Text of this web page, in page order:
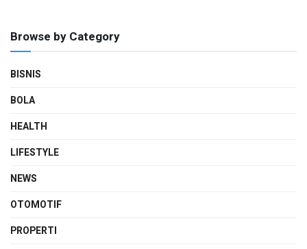
Browse by Category
BISNIS
BOLA
HEALTH
LIFESTYLE
NEWS
OTOMOTIF
PROPERTI